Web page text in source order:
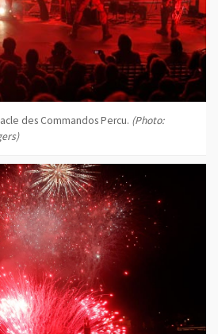
des Commandos Percu. (Photo: